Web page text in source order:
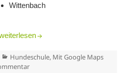
Wittenbach
007
Kategorien
Hundeschule, Mit Google Maps
zu Fährtenprotokoll 007